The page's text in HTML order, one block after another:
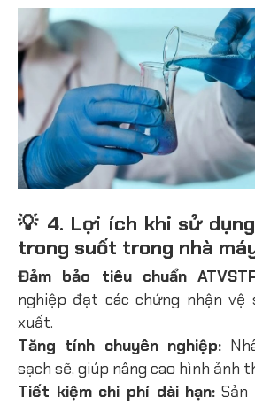
💡 4. Lợi ích khi sử
trong suốt trong nhà
Đảm bảo tiêu chuẩn
nghiệp đạt các chứng nhận vệ
xuất.
Tăng tính chuyên nghiệp:
sạch sẽ, giúp nâng cao hình ảnh
Tiết kiệm chi phí dài hạn: